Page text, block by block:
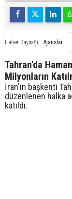
Haber Kaynağı Ajanslar
Tahran'da
Milyonların
İran'ın başkenti
düzenlenen halka
katıldı.